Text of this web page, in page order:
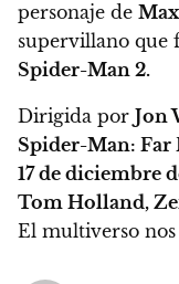
personaje de
supervillano que
Spider-Man 2.
Dirigida por Jon
Spider-Man: Far
17 de diciembre
Tom Holland,
El multiverso nos